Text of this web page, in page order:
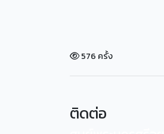
576 ครั้ง
ติดต่อ